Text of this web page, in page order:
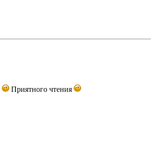
Приятного чтения